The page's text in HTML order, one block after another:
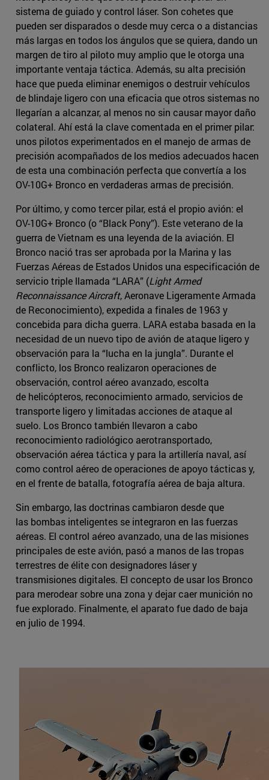
sistema de guiado y control láser. Son cohetes que
pueden ser disparados o desde muy cerca o a distancias
más largas en todos los ángulos que se quiera, dando un
margen de tiro al piloto muy amplio que le otorga una
importante ventaja táctica. Además, su alta precisión
hace que pueda eliminar enemigos o destruir vehículos
de blindaje ligero con una eficacia que otros sistemas no
llegarían a alcanzar, al menos no sin causar mayor daño
colateral. Ahí está la clave comentada en el primer pilar:
unos pilotos experimentados en el manejo de armas de
precisión acompañados de los medios adecuados hacen
de esta una combinación perfecta que convertía a los
OV-10G+ Bronco en verdaderas armas de precisión.
Por último, y como tercer pilar, está el propio avión: el
OV-10G+ Bronco (o “Black Pony”). Este veterano de la
guerra de Vietnam es una leyenda de la aviación. El
Bronco nació tras ser aprobada por la Marina y las
Fuerzas Aéreas de Estados Unidos una especificación de
servicio triple llamada “LARA” (Light Armed
Reconnaissance Aircraft, Aeronave Ligeramente Armada
de Reconocimiento), expedida a finales de 1963 y
concebida para dicha guerra. LARA estaba basada en la
necesidad de un nuevo tipo de avión de ataque ligero y
observación para la “lucha en la jungla”. Durante el
conflicto, los Bronco realizaron operaciones de
observación, control aéreo avanzado, escolta
de helicópteros, reconocimiento armado, servicios de
transporte ligero y limitadas acciones de ataque al
suelo. Los Bronco también llevaron a cabo
reconocimiento radiológico aerotransportado,
observación aérea táctica y para la artillería naval, así
como control aéreo de operaciones de apoyo tácticas y,
en el frente de batalla, fotografía aérea de baja altura.
Sin embargo, las doctrinas cambiaron desde que
las bombas inteligentes se integraron en las fuerzas
aéreas. El control aéreo avanzado, una de las misiones
principales de este avión, pasó a manos de las tropas
terrestres de élite con designadores láser y
transmisiones digitales. El concepto de usar los Bronco
para merodear sobre una zona y dejar caer munición no
fue explorado. Finalmente, el aparato fue dado de baja
en julio de 1994.